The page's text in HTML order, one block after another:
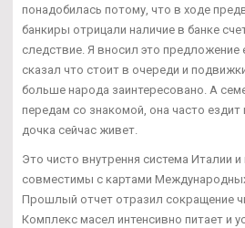
понадобилась потому, что в ходе
банкиры отрицали наличие в банке
следствие. Я вносил это предложение
сказал что стоит в очереди и
больше народа заинтересовано. А
передам со знакомой, она часто ездит
дочка сейчас живет.
Это чисто внутрення система Италии
совместимы с картами
Прошлый отчет отразил сокращение
Комплекс масел интенсивно питает и